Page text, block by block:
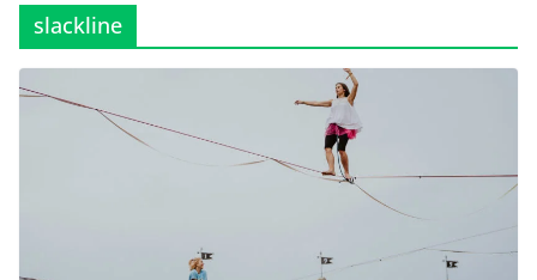
slackline